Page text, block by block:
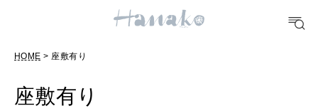
#シュークリーム #パン #カフェ
HOME > 座敷有り
座敷有り